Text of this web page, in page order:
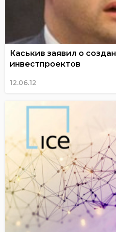
Каськив заявил о
инвестпроектов
12.06.12